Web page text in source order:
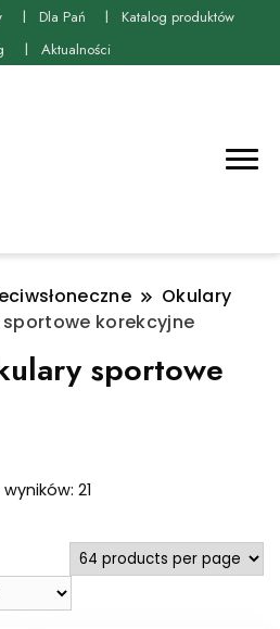
Dla Pań
Katalog produktów
Aktualności
Okulary
sportowe korekcyjne
sportowe
21
najnowszych